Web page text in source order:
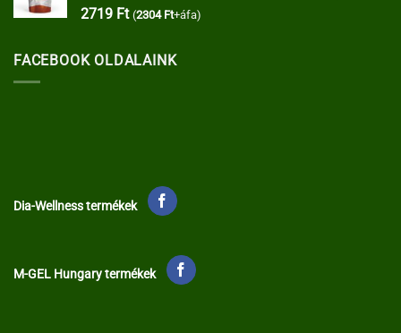
2719 Ft (2304 Ft+áfa)
FACEBOOK OLDALAINK
Dia-Wellness termékek
M-GEL Hungary termékek